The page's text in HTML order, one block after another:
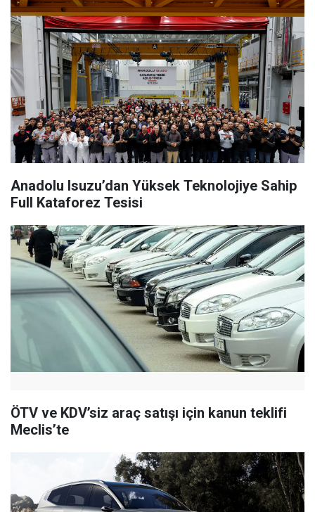
Anadolu Isuzu’dan Yüksek Teknolojiye Sahip
Full Kataforez Tesisi
ÖTV ve KDV’siz araç satışı için kanun teklifi
Meclis’te